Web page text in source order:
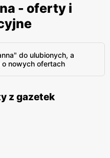
- oferty i
do ulubionych, a
nowych ofertach
z gazetek